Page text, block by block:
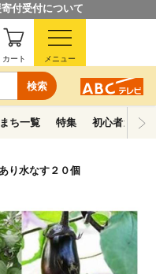
付受付について
検索
カート メニュー
まち一覧 特集 初心者ガイド
り水なす２０個